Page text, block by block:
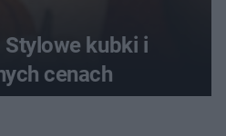
kubki i
cenach